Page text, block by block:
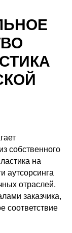
собственного
на
аутсорсинга
отраслей.
заказчика,
соответствие